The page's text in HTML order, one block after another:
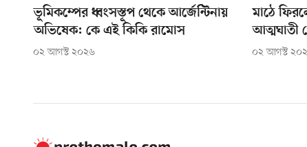
ভূমিকম্পের ধ্বংসস্তূপ থেকে আর্জেন্টিনায়
অভিষেক: কে এই কিকি রামোস
০২ আগস্ট ২০২৬
মাঠে
আত্মঘাতী
০২ আগস্ট